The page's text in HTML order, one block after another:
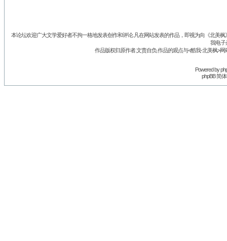
本论坛欢迎广大文学爱好者不拘一格地发表创作和评论.凡在网站发表的作品，即视为向《北美
我电子
作品版权归原作者.文责自负.作品的观点与<酷我-北美枫>
Powered by
phpBB 简